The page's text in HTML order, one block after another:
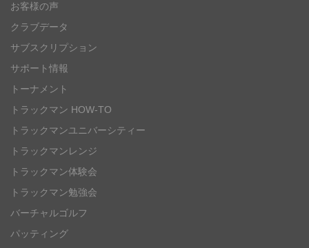
お客様の声
クラブデータ
サブスクリプション
サポート情報
トーナメント
トラックマン HOW-TO
トラックマンユニバーシティー
トラックマンレンジ
トラックマン体験会
トラックマン勉強会
バーチャルゴルフ
パッティング